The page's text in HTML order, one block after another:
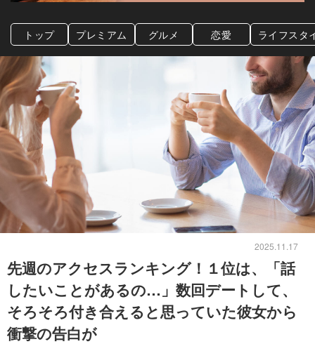
トップ プレミアム グルメ 恋愛 ライフスタ
2025.11.17
先週のアクセスランキング！１位は、「話
したいことがあるの…」数回デートして、
そろそろ付き合えると思っていた彼女から
衝撃の告白が